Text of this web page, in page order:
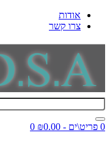
אודות
צרו קשר
0 פריט\ים - ₪0.00 0